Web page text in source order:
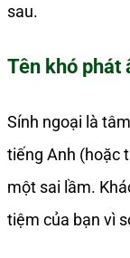
sau.
Tên khó phát
Sính ngoại là
tiếng Anh (hoặc
một sai lầm.
tiệm của bạn vì